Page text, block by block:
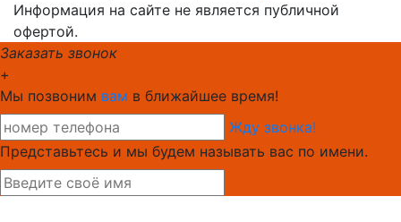
Информация на сайте не является публичной
офертой.
Заказать звонок
+
Мы позвоним вам в ближайшее время!
Жду звонка!
Представьтесь и мы будем называть вас по имени.